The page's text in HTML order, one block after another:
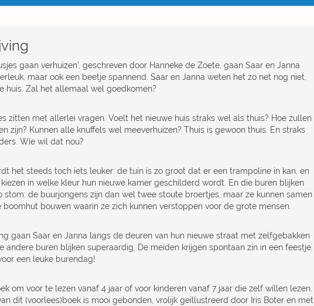
gaan verhuizen’, geschreven door Hanneke de Zoete, gaan Saar en Janna
maar ook een beetje spannend. Saar en Janna weten het zo net nog niet,
huis. Zal het allemaal wel goedkomen?
zitten met allerlei vragen. Voelt het nieuwe huis straks wel als thuis? Hoe zullen
zijn? Kunnen alle knuffels wel meeverhuizen? Thuis is gewoon thuis. En straks
Wie wil dat nou?
het steeds toch iets leuker: de tuin is zo groot dat er een trampoline in kan, en
in welke kleur hun nieuwe kamer geschilderd wordt. En die buren blijken
stom: de buurjongens zijn dan wel twee stoute broertjes, maar ze kunnen samen
boomhut bouwen waarin ze zich kunnen verstoppen voor de grote mensen.
gaan Saar en Janna langs de deuren van hun nieuwe straat met zelfgebakken
andere buren blijken superaardig. De meiden krijgen spontaan zin in een feestje.
een leuke burendag!
om voor te lezen vanaf 4 jaar of voor kinderen vanaf 7 jaar die zelf willen lezen.
dit (voorlees)boek is mooi gebonden, vrolijk geïllustreerd door Iris Boter en met